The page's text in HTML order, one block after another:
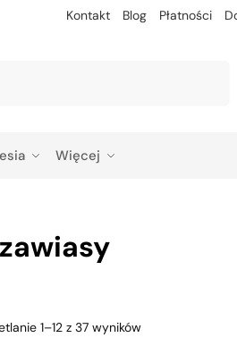
Kontakt Blog Płatności
Więcej
1–12 z 37 wyników